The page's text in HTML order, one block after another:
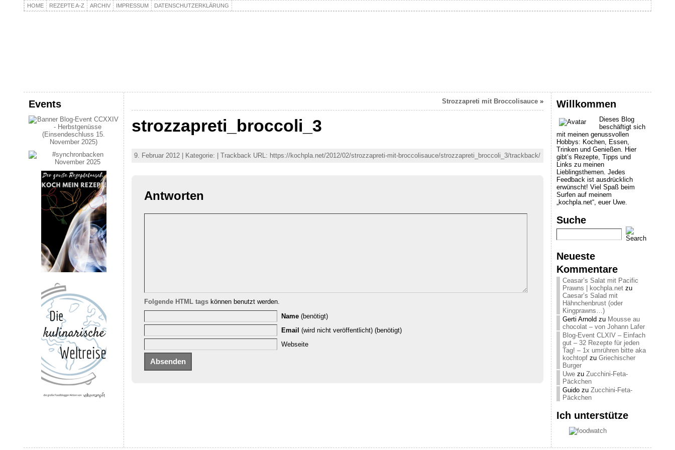
HOME REZEPTE A-Z ARCHIV IMPRESSUM DATENSCHUTZERKLÄRUNG
Events Strozzapreti mit Broccolisauce »
strozzapreti_broccoli_3
9. Februar 2012 | Kategorie: | Trackback URL: https://kochpla.net/2012/02/strozzapreti-mit-broccolisauce/strozzapreti_broccoli_3/trackback/
Antworten
Folgende HTML tags können benutzt werden.
Name (benötigt)
Email (wird nicht veröffentlicht) (benötigt)
Webseite
Willkommen
Dieses Blog
beschäftigt sich
mit meinen genussvollen
Hobbys: Kochen, Essen,
Trinken und Genießen. Hier
gibt’s Rezepte, Tipps und
Links zu meinen
Lieblingsthemen. Jedes
Feedback ist ausdrücklich
erwünscht! Viel Spaß beim
Surfen auf meinem
„kochpla.net“, euer Uwe.
Suche
Neueste
Kommentare
Ceasar’s Salat mit Pacific
Prawns | kochpla.net zu
Caesar’s Salad mit
Hähnchenbrust (oder
Kingprawns…)
Gerti Arnold zu Mousse au
chocolat – von Johann Lafer
Blog-Event CLXIV – Einfach
gut – 32 Rezepte für jeden
Tag! – 1x umrühren bitte aka
kochtopf zu Griechischer
Burger
Uwe zu Zucchini-Feta-
Päckchen
Guido zu Zucchini-Feta-
Päckchen
Ich unterstütze